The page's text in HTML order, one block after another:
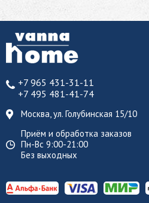
+7 965 431-31-11
+7 495 481-41-74
Москва, ул. Голубинская 15/10
Приём и обработка заказов
Пн-Вс 9:00-21:00
Без выходных